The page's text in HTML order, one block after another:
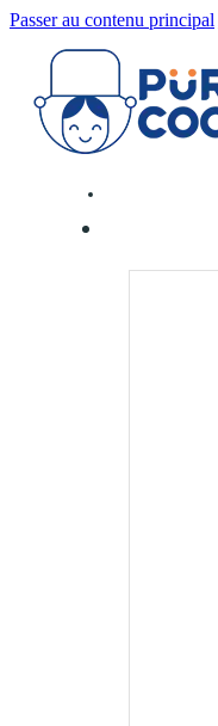
Passer au contenu principal